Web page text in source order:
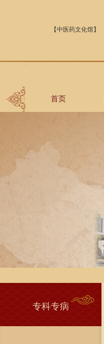
【中医药文化馆】
首页
专科专病